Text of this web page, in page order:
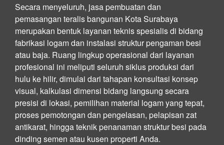
Secara menyeluruh, jasa pembuatan dan
pemasangan teralis bangunan Kota Surabaya
merupakan bentuk layanan teknis spesialis di bidang
fabrikasi logam dan instalasi struktur pengaman besi
atau baja. Ruang lingkup operasional dari layanan
profesional ini meliputi seluruh siklus produksi dari
hulu ke hilir, dimulai dari tahapan konsultasi konsep
visual, kalkulasi dimensi bidang langsung secara
presisi di lokasi, pemilihan material logam yang tepat,
proses pemotongan dan pengelasan, pelapisan zat
antikarat, hingga teknik penanaman struktur besi pada
dinding semen atau kusen properti Anda.